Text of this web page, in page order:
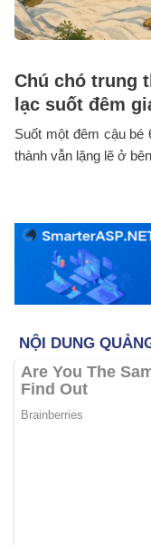
Chú chó trung
lạc suốt đêm
Suốt một đêm cậu bé
thành vẫn lặng lẽ ở